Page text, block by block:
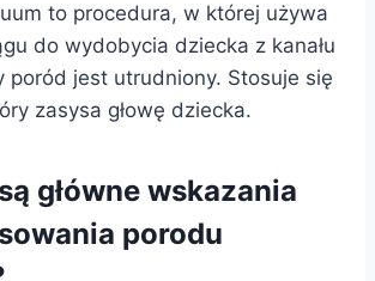
to procedura, w której używa
do wydobycia dziecka z kanału
poród jest utrudniony. Stosuje się
zasysa głowę dziecka.
główne wskazania
porodu